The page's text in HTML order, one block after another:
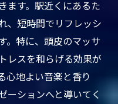
ます。駅近くにあるた
、短時間でリフレッシ
。特に、頭皮のマッサ
レスを和らげる効果が
心地よい音楽と香り
ーションへと導いてく